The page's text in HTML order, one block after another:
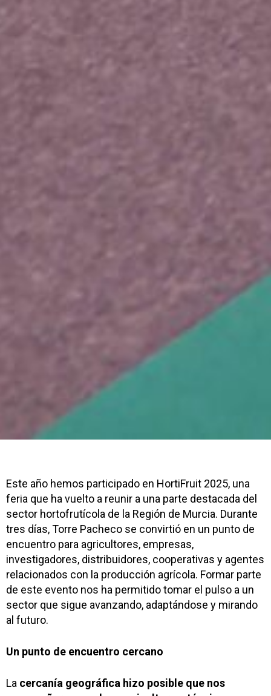
Este año hemos participado en HortiFruit 2025, una
feria que ha vuelto a reunir a una parte destacada del
sector hortofrutícola de la Región de Murcia. Durante
tres días, Torre Pacheco se convirtió en un punto de
encuentro para agricultores, empresas,
investigadores, distribuidores, cooperativas y agentes
relacionados con la producción agrícola. Formar parte
de este evento nos ha permitido tomar el pulso a un
sector que sigue avanzando, adaptándose y mirando
al futuro.
Un punto de encuentro cercano
La cercanía geográfica hizo posible que nos